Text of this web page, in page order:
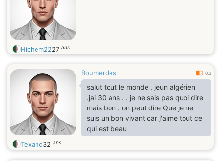
Hichem2227 ans
Boumerdes 0.3
salut tout le monde . jeun algérien
.jai 30 ans . . je ne sais pas quoi dire
mais bon . on peut dire Que je ne
suis un bon vivant car j'aime tout ce
qui est beau
Texano32 ans